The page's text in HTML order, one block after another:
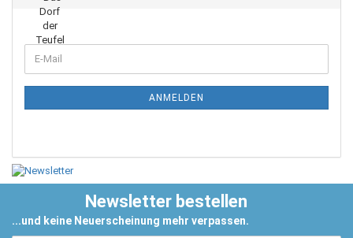
ANMELDEN
Newsletter bestellen
...und keine Neuerscheinung mehr verpassen.